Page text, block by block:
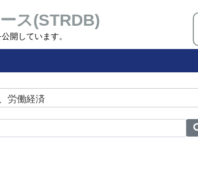
ス(STRDB)
開しています。
労働経済